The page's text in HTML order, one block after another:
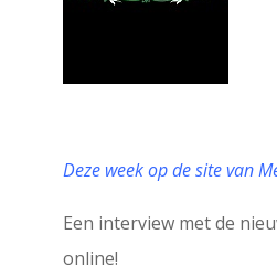
Deze week op de site van
Een interview met de
online!